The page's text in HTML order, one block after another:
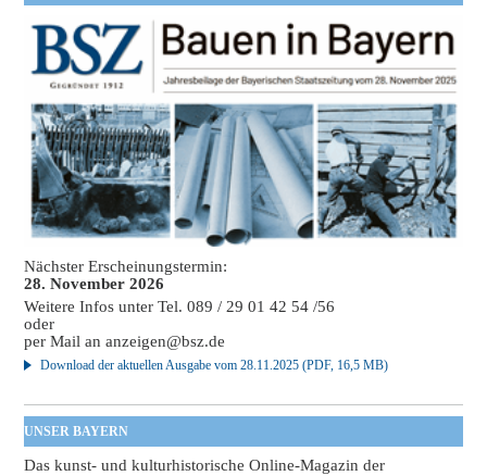
Nächster Erscheinungstermin:
28. November 2026
Weitere Infos unter Tel. 089 / 29 01 42 54 /56
oder
per Mail ananzeigen@bsz.de
Download der aktuellen Ausgabe vom 28.11.2025 (PDF, 16,5 MB)
UNSER BAYERN
Das kunst- und kulturhistorische Online-Magazin der